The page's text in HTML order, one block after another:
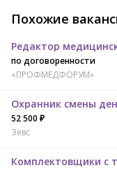
Похожие
Редактор
по договоренности
«ПРОФМЕДФОРУМ»
52 500 ₽
Зевс
Комплектовщики с